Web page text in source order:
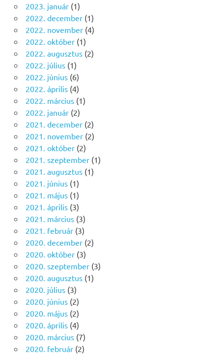
2023. január(1)
2022. december(1)
2022. november(4)
2022. október(1)
2022. augusztus(2)
2022. július(1)
2022. június(6)
2022. április(4)
2022. március(1)
2022. január(2)
2021. december(2)
2021. november(2)
2021. október(2)
2021. szeptember(1)
2021. augusztus(1)
2021. június(1)
2021. május(1)
2021. április(3)
2021. március(3)
2021. február(3)
2020. december(2)
2020. október(3)
2020. szeptember(3)
2020. augusztus(1)
2020. július(3)
2020. június(2)
2020. május(2)
2020. április(4)
2020. március(7)
2020. február(2)